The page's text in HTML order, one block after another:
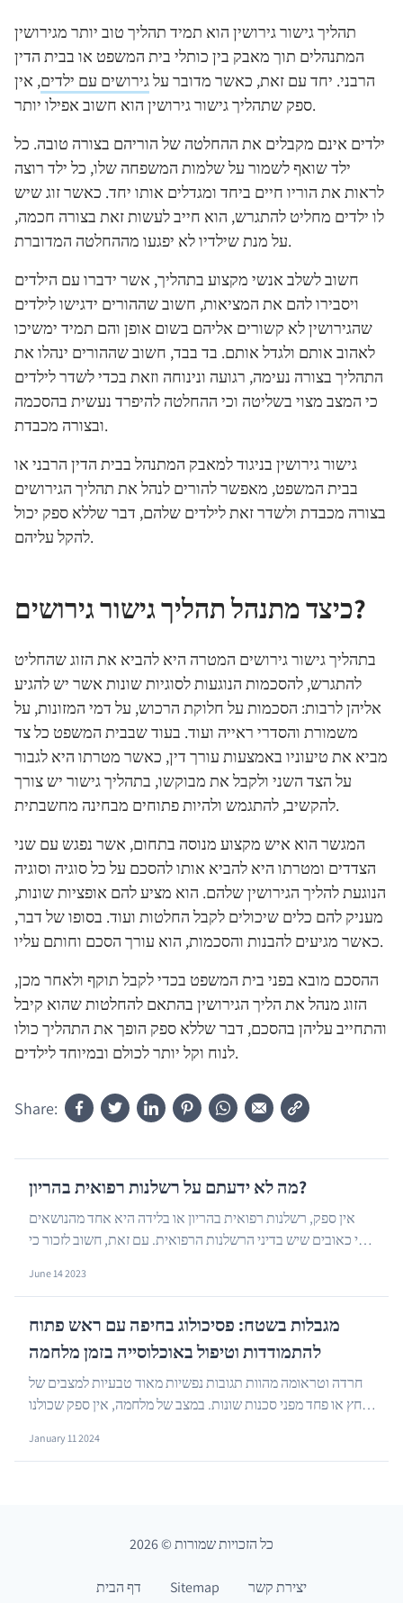
תהליך גישור גירושין הוא תמיד תהליך טוב יותר מגירושין
המתנהלים תוך מאבק בין כותלי בית המשפט או בבית הדין
הרבני. יחד עם זאת, כאשר מדובר עלגירושים עם ילדים, אין
ספק שתהליך גישור גירושין הוא חשוב אפילו יותר.
ילדים אינם מקבלים את ההחלטה של הוריהם בצורה טובה. כל
ילד שואף לשמור על שלמות המשפחה שלו, כל ילד רוצה
לראות את הוריו חיים ביחד ומגדלים אותו יחד. כאשר זוג שיש
לו ילדים מחליט להתגרש, הוא חייב לעשות זאת בצורה חכמה,
על מנת שילדיו לא יפגעו מההחלטה המדוברת.
חשוב לשלב אנשי מקצוע בתהליך, אשר ידברו עם הילדים
ויסבירו להם את המציאות, חשוב שההורים ידגישו לילדים
שהגירושין לא קשורים אליהם בשום אופן והם תמיד ימשיכו
לאהוב אותם ולגדל אותם. בד בבד, חשוב שההורים ינהלו את
התהליך בצורה נעימה, רגועה ונינוחה וזאת בכדי לשדר לילדים
כי המצב מצוי בשליטה וכי ההחלטה להיפרד נעשית בהסכמה
ובצורה מכבדת.
גישור גירושין בניגוד למאבק המתנהל בבית הדין הרבני או
בבית המשפט, מאפשר להורים לנהל את תהליך הגירושים
בצורה מכבדת ולשדר זאת לילדים שלהם, דבר שללא ספק יכול
להקל עליהם.
כיצד מתנהל תהליך גישור גירושים?
בתהליך גישור גירושים המטרה היא להביא את הזוג שהחליט
להתגרש, להסכמות הנוגעות לסוגיות שונות אשר יש להגיע
אליהן לרבות: הסכמות על חלוקת הרכוש, על דמי המזונות, על
משמורת והסדרי ראייה ועוד. בעוד שבבית המשפט כל צד
מביא את טיעוניו באמצעות עורך דין, כאשר מטרתו היא לגבור
על הצד השני ולקבל את מבוקשו, בתהליך גישור יש צורך
להקשיב, להתגמש ולהיות פתוחים מבחינה מחשבתית.
המגשר הוא איש מקצוע מנוסה בתחום, אשר נפגש עם שני
הצדדים ומטרתו היא להביא אותו להסכם על כל סוגיה וסוגיה
הנוגעת להליך הגירושין שלהם. הוא מציע להם אופציות שונות,
מעניק להם כלים שיכולים לקבל החלטות ועוד. בסופו של דבר,
כאשר מגיעים להבנות והסכמות, הוא עורך הסכם וחותם עליו.
ההסכם מובא בפני בית המשפט בכדי לקבל תוקף ולאחר מכן,
הזוג מנהל את הליך הגירושין בהתאם להחלטות שהוא קיבל
והתחייב עליהן בהסכם, דבר שללא ספק הופך את התהליך כולו
לנוח וקל יותר לכולם ובמיוחד לילדים.
Share:
מה לא ידעתם על רשלנות רפואית בהריון?
אין ספק, רשלנות רפואית בהריון או בלידה היא אחד מהנושאים
הכי כאובים שיש בדיני הרשלנות הרפואית. עם זאת, חשוב לזכור כי
June 14 2023
מגבלות בשטח: פסיכולוג בחיפה עם ראש פתוח
להתמודדות וטיפול באוכלוסייה בזמן מלחמה
חרדה וטראומה מהוות תגובות נפשיות מאוד טבעיות למצבים של
לחץ או פחד מפני סכנות שונות. במצב של מלחמה, אין ספק שכולנו
January 11 2024
כל הזכויות שמורות©
2026
דף הבית Sitemap יצירת קשר